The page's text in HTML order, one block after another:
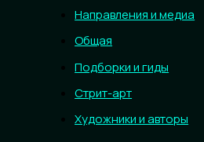
Направления и медиа
Общая
Подборки и гиды
Стрит-арт
Художники и авторы